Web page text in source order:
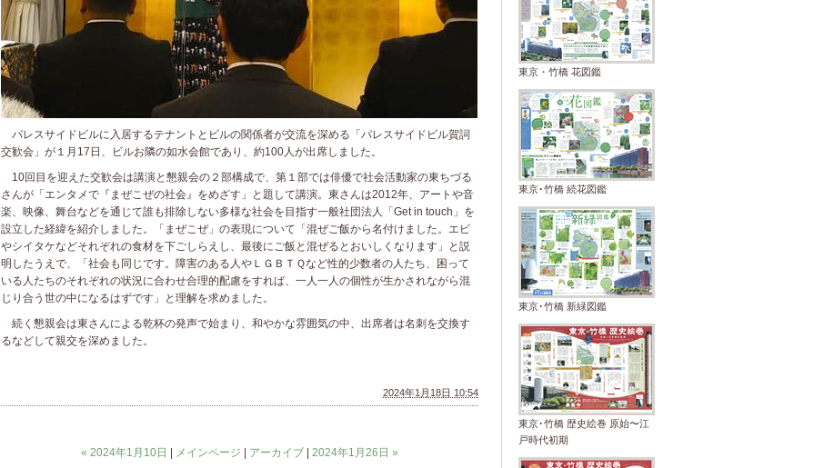
パレスサイドビルに入居するテナントとビルの関係者が交流を深める「パレスサイドビル賀詞
交歓会」が１月17日、ビルお隣の如水会館であり、約100人が出席しました。
10回目を迎えた交歓会は講演と懇親会の２部構成で、第１部では俳優で社会活動家の東ちづる
さんが「エンタメで『まぜこぜの社会』をめざす」と題して講演。東さんは2012年、アートや音
楽、映像、舞台などを通じて誰も排除しない多様な社会を目指す一般社団法人「Get in touch」を
設立した経緯を紹介しました。「まぜこぜ」の表現について「混ぜご飯から名付けました。エビ
やシイタケなどそれぞれの食材を下ごしらえし、最後にご飯と混ぜるとおいしくなります」と説
明したうえで、「社会も同じです。障害のある人やＬＧＢＴＱなど性的少数者の人たち、困って
いる人たちのそれぞれの状況に合わせ合理的配慮をすれば、一人一人の個性が生かされながら混
じり合う世の中になるはずです」と理解を求めました。
続く懇親会は東さんによる乾杯の発声で始まり、和やかな雰囲気の中、出席者は名刺を交換す
るなどして親交を深めました。
2024年1月18日 10:54
« 2024年1月10日 メインページ アーカイブ 2024年1月26日 »
東京・竹橋 花図鑑
東京･竹橋 続花図鑑
東京･竹橋 新緑図鑑
東京･竹橋 歴史絵巻 原始〜江
戸時代初期